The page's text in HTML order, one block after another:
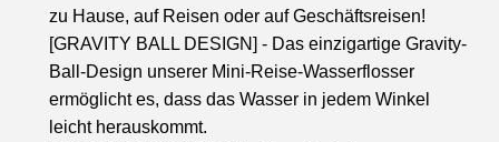
zu Hause, auf Reisen oder auf Geschäftsreisen!
[GRAVITY BALL DESIGN] - Das einzigartige Gravity-
Ball-Design unserer Mini-Reise-Wasserflosser
ermöglicht es, dass das Wasser in jedem Winkel
leicht herauskommt.